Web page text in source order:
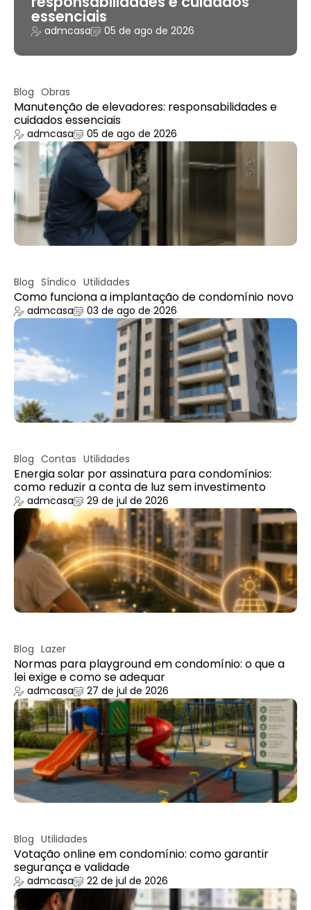
essenciais
admcasa 05 de ago de 2026
Blog Obras
Manutenção de elevadores: responsabilidades e
cuidados essenciais
admcasa 05 de ago de 2026
Blog Síndico Utilidades
Como funciona a implantação de condomínio novo
admcasa 03 de ago de 2026
Blog Contas Utilidades
Energia solar por assinatura para condomínios:
como reduzir a conta de luz sem investimento
admcasa 29 de jul de 2026
Blog Lazer
Normas para playground em condomínio: o que a
lei exige e como se adequar
admcasa 27 de jul de 2026
Blog Utilidades
Votação online em condomínio: como garantir
segurança e validade
admcasa 22 de jul de 2026